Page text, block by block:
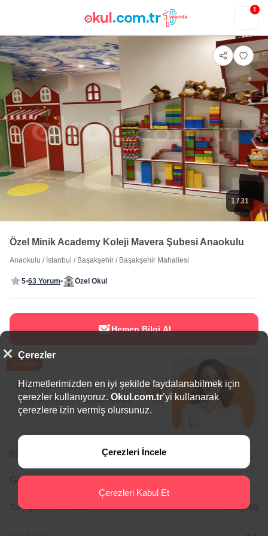
1
1/ 31
Özel Minik Academy Koleji Mavera Şubesi Anaokulu
Anaokulu / İstanbul / Başakşehir / Başakşehir Mahallesi
5 63 Yorum Özel Okul
Hemen Bilgi Al
Eğitim Danışmanı
Sana en uygun5 okuluhemen
bulalım.
BÖLGEDE ÖNE ÇIKAN OKULLAR
Genel Bilgiler
Tam gün Okul Saatleri: 07:00/19:00
Çerezler
Hizmetlerimizden en iyi şekilde faydalanabilmek için
çerezler kullanıyoruz. Okul.com.tr’yi kullanarak
çerezlere izin vermiş olursunuz.
Çerezleri İncele
Çerezleri Kabul Et